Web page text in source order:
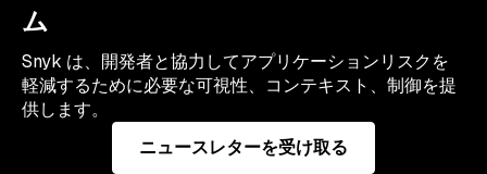
ム
Snyk は、開発者と協力してアプリケーションリスクを
軽減するために必要な可視性、コンテキスト、制御を提
供します。
ニュースレターを受け取る